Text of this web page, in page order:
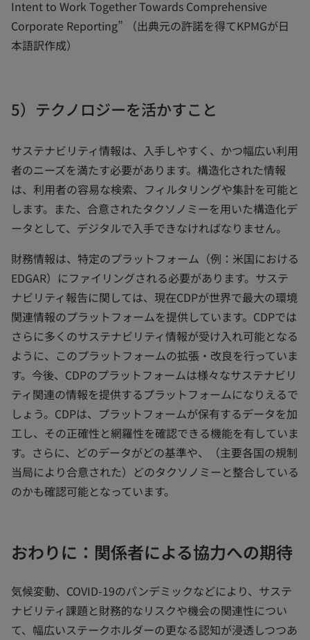
Intent to Work Together Towards Comprehensive
Corporate Reporting” （出典元の許諾を得てKPMGが日
本語訳作成）
5）テクノロジーを活かすこと
サステナビリティ情報は、入手しやすく、かつ幅広い利用
者のニーズを満たす必要があります。構造化された情報
は、利用者の容易な検索、フィルタリングや集計を可能と
します。また、合意されたタクソノミーを用いた構造化デ
ータとして、デジタルで入手できなければなりません。
財務情報は、特定のプラットフォーム（例：米国における
EDGAR）にファイリングされる必要があります。サステ
ナビリティ報告に関しては、現在CDPが世界で最大の環境
関連情報のプラットフォームを提供しています。CDPでは
さらに多くのサステナビリティ情報が受け入れ可能となる
ように、このプラットフォームの拡張・改良を行っていま
す。今後、CDPのプラットフォームは様々なサステナビリ
ティ関連の情報を提供するプラットフォームになりえるで
しょう。CDPは、プラットフォームが保有するデータを加
工し、その正確性と網羅性を確認できる機能を有していま
す。さらに、どのデータがどの基準や、（主要各国の規制
当局により合意された）どのタクソノミーと整合している
のかも確認可能となっています。
おわりに：関係者による協力への期待
気候変動、COVID-19のパンデミックなどにより、サステ
ナビリティ課題と財務的なリスクや機会の関連性につい
て、幅広いステークホルダーの更なる認知が浸透しつつあ